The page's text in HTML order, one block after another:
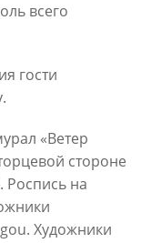
всего
гости
«Ветер
стороне
на
Художники